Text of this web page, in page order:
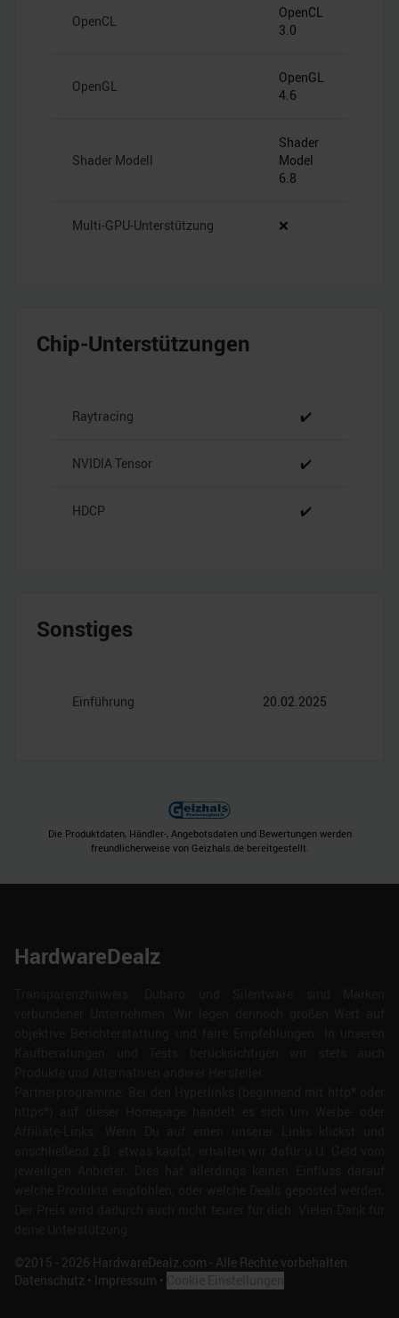
OpenCL
OpenCL
3.0
OpenGL
OpenGL
4.6
Shader Modell
Shader
Model
6.8
Multi-GPU-Unterstützung ❌
Chip-Unterstützungen
Raytracing ✔️
NVIDIA Tensor ✔️
HDCP ✔️
Sonstiges
Einführung 20.02.2025
Die Produktdaten, Händler-, Angebotsdaten und Bewertungen werden
freundlicherweise von Geizhals.de bereitgestellt.
HardwareDealz
©2015 - 2026 HardwareDealz.com - Alle Rechte vorbehalten.
Datenschutz • Impressum •